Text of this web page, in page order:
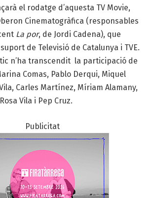
el rodatge d’aquesta TV Movie,
Cinematogràfica (responsables
La por, de Jordi Cadena), que
de Televisió de Catalunya i TVE.
n’ha transcendit la participació de
Comas, Pablo Derqui, Miquel
Carles Martínez, Míriam Alamany,
Vila i Pep Cruz.
Publicitat